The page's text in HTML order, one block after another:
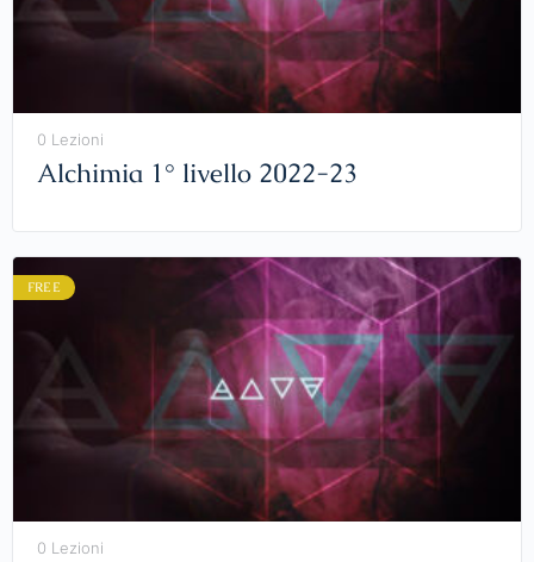
0 Lezioni
Alchimia 1° livello 2022-23
FREE
0 Lezioni